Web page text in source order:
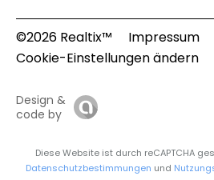
©2026 Realtix™ Impressum
Cookie-Einstellungen ändern
Design &
code by
Diese Website ist durch reCAPTCHA
Datenschutzbestimmungen und